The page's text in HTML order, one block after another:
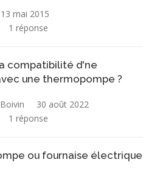
13 mai 2015
1 réponse
compatibilité d'ne
une thermopompe ?
30 août 2022
1 réponse
ou fournaise électrique